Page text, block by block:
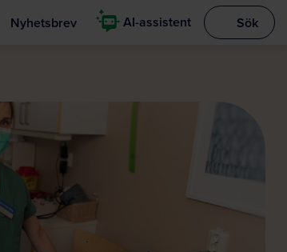
Nyhetsbrev AI-assistent Visa
Sök